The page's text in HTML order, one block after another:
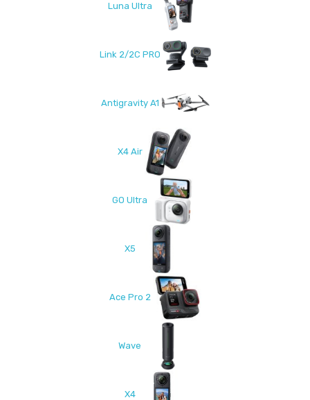
Luna Ultra
Link 2/2C PRO
Antigravity A1
X4 Air
GO Ultra
X5
Ace Pro 2
Wave
X4